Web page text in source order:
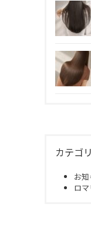
カテゴ
お
ロ